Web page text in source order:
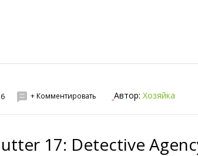
+ Комментировать Автор:Хозяйка
17: Detective